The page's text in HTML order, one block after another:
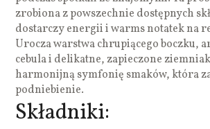
zrobiona z powszechnie dostępnych
dostarczy energii i warms notatek na
Urocza warstwa chrupiącego boczku,
cebula i delikatne, zapieczone
harmonijną symfonię smaków, która
podniebienie.
Składniki: